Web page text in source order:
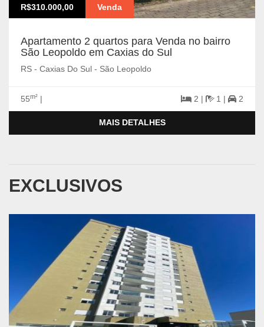
R$310.000,00 Venda
Apartamento 2 quartos para Venda no bairro
São Leopoldo em Caxias do Sul
RS - Caxias Do Sul - São Leopoldo
55m² | 2 | 1 | 2
MAIS DETALHES
EXCLUSIVOS